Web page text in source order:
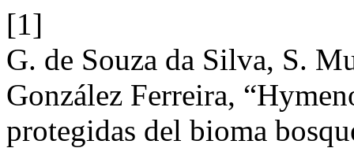
[1]
G. de Souza da Silva, S.
González Ferreira,
protegidas del bioma